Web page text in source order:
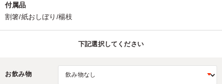
付属品
割箸/紙おしぼり/楊枝
下記選択してください
お飲み物